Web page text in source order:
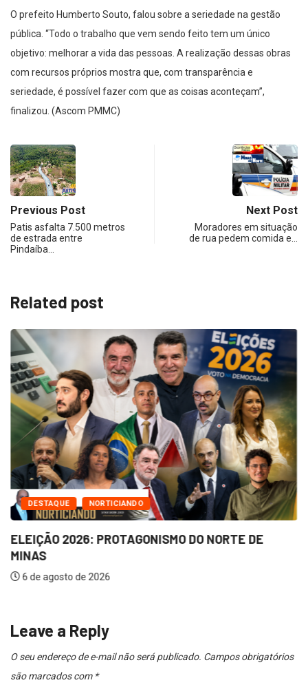
O prefeito Humberto Souto, falou sobre a seriedade na gestão
pública. “Todo o trabalho que vem sendo feito tem um único
objetivo: melhorar a vida das pessoas. A realização dessas obras
com recursos próprios mostra que, com transparência e
seriedade, é possível fazer com que as coisas aconteçam”,
finalizou. (Ascom PMMC)
Previous Post
Patis asfalta 7.500 metros
de estrada entre
Pindaíba…
Next Post
Moradores em situação
de rua pedem comida e…
Related post
DESTAQUE NORTICIANDO
ELEIÇÃO 2026: PROTAGONISMO DO NORTE DE
MINAS
6 de agosto de 2026
Leave a Reply
O seu endereço de e-mail não será publicado. Campos obrigatórios
são marcados com *